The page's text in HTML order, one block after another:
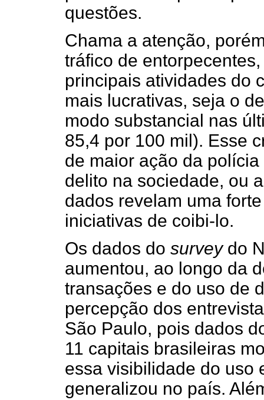
questões.
Chama a atenção,
tráfico de
principais atividades do
mais lucrativas, seja o
modo substancial nas
85,4 por 100 mil). Esse
de maior ação da
delito na sociedade, ou
dados revelam uma
iniciativas de coibi-lo.
Os dados do surveydo
aumentou, ao longo da
transações e do uso de
percepção dos
São Paulo, pois dados
11 capitais brasileiras
essa visibilidade do uso
generalizou no país.